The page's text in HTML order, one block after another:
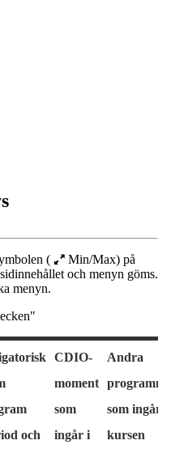
( Min/Max) på
och menyn göms.
menyn.
och
CDIO-
moment
som
ingår i
Andra
som ingår i
kursen